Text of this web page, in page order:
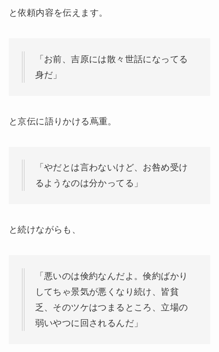
と依頼内容を伝えます。
「お前、吉原には散々世話になってる
身だ」
と京伝に語りかける蔦重。
「やだとは言わないけど、お咎め受け
るようなのは分かってる」
と続けながらも、
「悪いのは倹約なんだよ。倹約ばかり
してちゃ景気が悪くなり続け、皆貧
乏、そのツケはつまるところ、立場の
弱いやつに回されるんだ」